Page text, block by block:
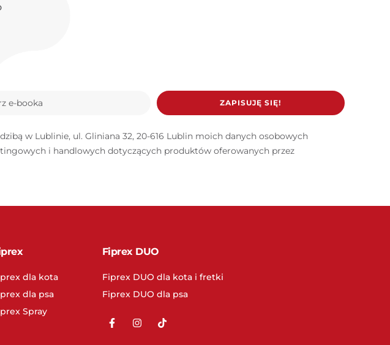
w Lublinie, ul. Gliniana 32, 20-616 Lublin moich danych osobowych
i handlowych dotyczących produktów oferowanych przez
ZAPISUJĘ SIĘ!
dla kota
dla psa
Spray
Fiprex DUO
Fiprex DUO dla kota i fretki
Fiprex DUO dla psa